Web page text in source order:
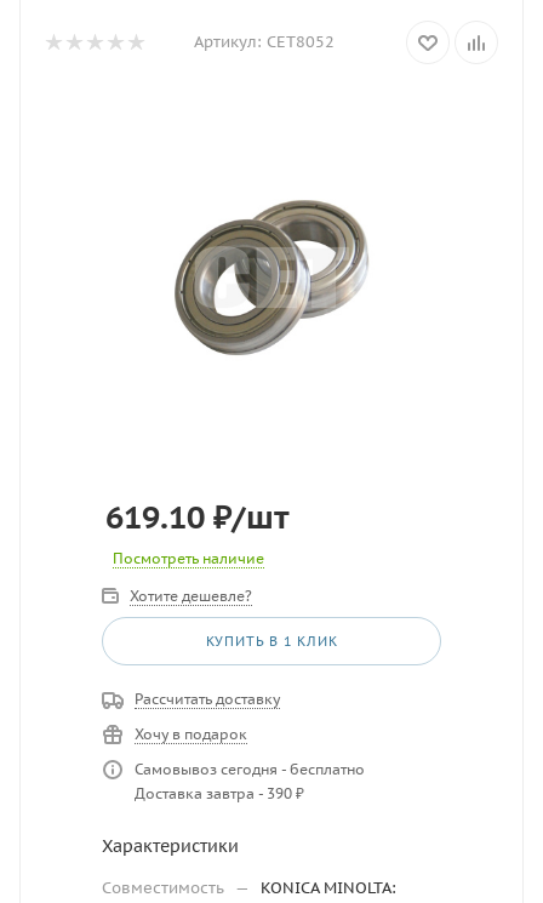
Артикул: CET8052
619.10 ₽/шт
Посмотреть наличие
Хотите дешевле?
КУПИТЬ В 1 КЛИК
Рассчитать доставку
Хочу в подарок
Самовывоз сегодня - бесплатно
Доставка завтра - 390 ₽
Характеристики
Совместимость —
KONICA MINOLTA: